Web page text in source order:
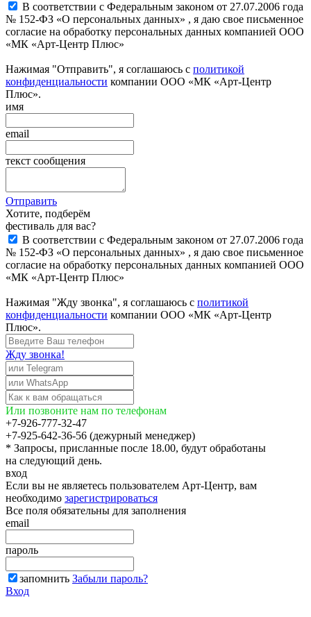
В соответствии с Федеральным законом от 27.07.2006 года
№ 152-ФЗ «О персональных данных» , я даю свое письменное
согласие на обработку персональных данных компанией ООО
«МК «Арт-Центр Плюс»
Нажимая "Отправить", я соглашаюсь с политикой
конфиденциальности компании ООО «МК «Арт-Центр
Плюс».
имя
email
текст сообщения
Отправить
Хотите, подберём
фестиваль для вас?
В соответствии с Федеральным законом от 27.07.2006 года
№ 152-ФЗ «О персональных данных» , я даю свое письменное
согласие на обработку персональных данных компанией ООО
«МК «Арт-Центр Плюс»
Нажимая "Жду звонка", я соглашаюсь с политикой
конфиденциальности компании ООО «МК «Арт-Центр
Плюс».
Жду звонка!
Или позвоните нам по телефонам
+7-926-777-32-47
+7-925-642-36-56 (дежурный менеджер)
* Запросы, присланные после 18.00, будут обработаны
на следующий день.
вход
Если вы не являетесь пользователем Арт-Центр, вам
необходимо зарегистрироваться
Все поля обязательны для заполнения
email
пароль
запомнить Забыли пароль?
Вход